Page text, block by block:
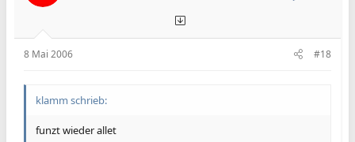
8 Mai 2006 #18
klamm schrieb:
funzt wieder allet